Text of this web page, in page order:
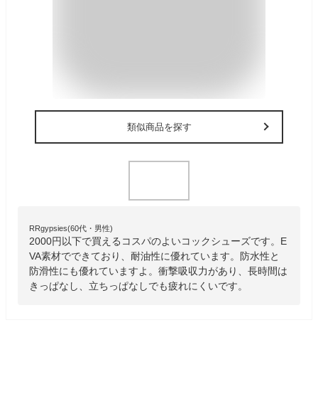
類似商品を探す
RRgypsies(60代・男性)
2000円以下で買えるコスパのよいコックシューズです。E
VA素材でできており、耐油性に優れています。防水性と
防滑性にも優れていますよ。衝撃吸収力があり、長時間は
きっぱなし、立ちっぱなしでも疲れにくいです。